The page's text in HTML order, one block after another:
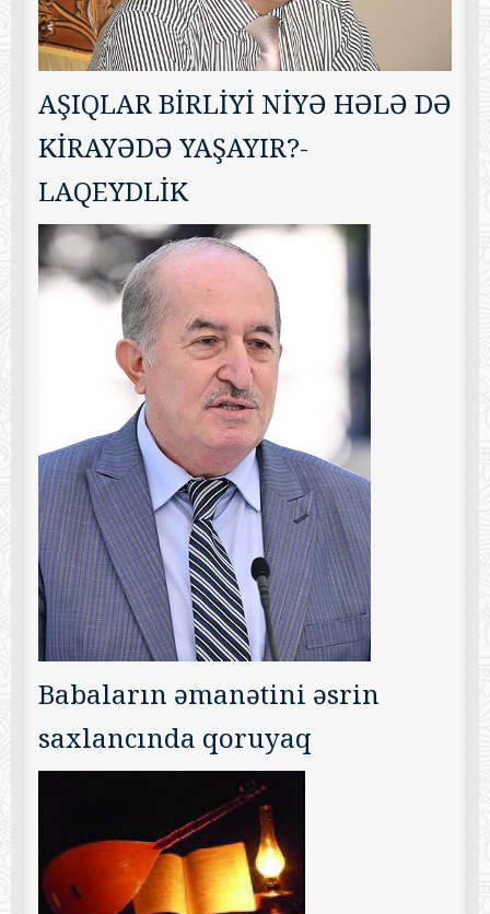
AŞIQLAR BİRLİYİ NİYƏ HƏLƏ DƏ
KİRAYƏDƏ YAŞAYIR?-
LAQEYDLİK
Babaların əmanətini əsrin
saxlancında qoruyaq